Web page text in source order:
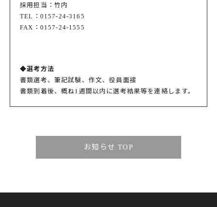
採用担当：竹内
TEL：0157-24-3165
FAX：0157-24-1555
◆選考方法
書類選考、筆記試験、作文、役員面接
書類到着後、概ね1週間以内に選考結果等を連絡します。
お知らせ TOP